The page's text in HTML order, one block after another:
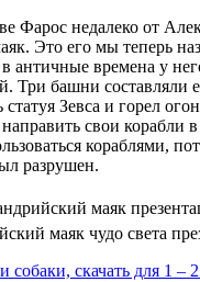
Фарос недалеко от
Это его мы теперь
античные времена у
Три башни составляли
Зевса и горел
свои корабли в
кораблями,
разрушен.
скачать для 1 – 2